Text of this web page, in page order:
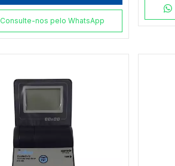
Consulte-nos pelo WhatsApp